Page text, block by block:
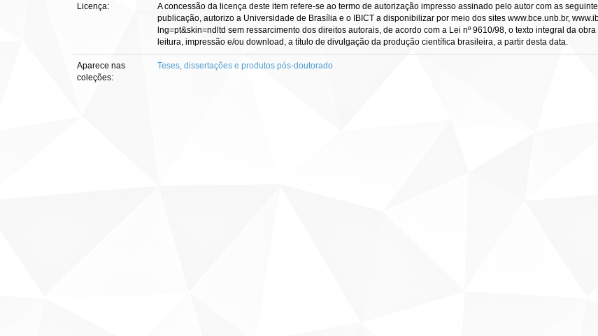
Licença:
A concessão da licença deste item refere-se ao termo de autorização impresso assinado pelo autor com as
publicação, autorizo a Universidade de Brasília e o IBICT a disponibilizar por meio dos sites www.bce.unb.br,
lng=pt&skin=ndltd sem ressarcimento dos direitos autorais, de acordo com a Lei nº 9610/98, o texto integral da
leitura, impressão e/ou download, a título de divulgação da produção científica brasileira, a partir desta data.
Aparece nas
coleções:
Teses, dissertações e produtos pós-doutorado